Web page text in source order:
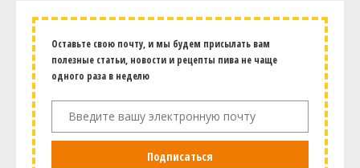
Оставьте свою почту, и мы будем присылать вам
полезные статьи, новости и рецепты пива не чаще
одного раза в неделю
Подписаться